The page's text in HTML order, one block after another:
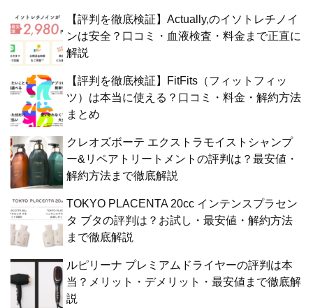
【評判を徹底検証】Actually,のイソトレチノイ
ンは安全？口コミ・血液検査・料金まで正直に
解説
【評判を徹底検証】FitFits（フィットフィッ
ツ）は本当に使える？口コミ・料金・解約方法
まとめ
クレオズボーテ エクストラモイストシャンプ
ー&リペアトリートメントの評判は？最安値・
解約方法まで徹底解説
TOKYO PLACENTA 20cc インテンスプラセン
タ ブタの評判は？お試し・最安値・解約方法
まで徹底解説
ルピリーナ プレミアムドライヤーの評判は本
当？メリット・デメリット・最安値まで徹底解
説